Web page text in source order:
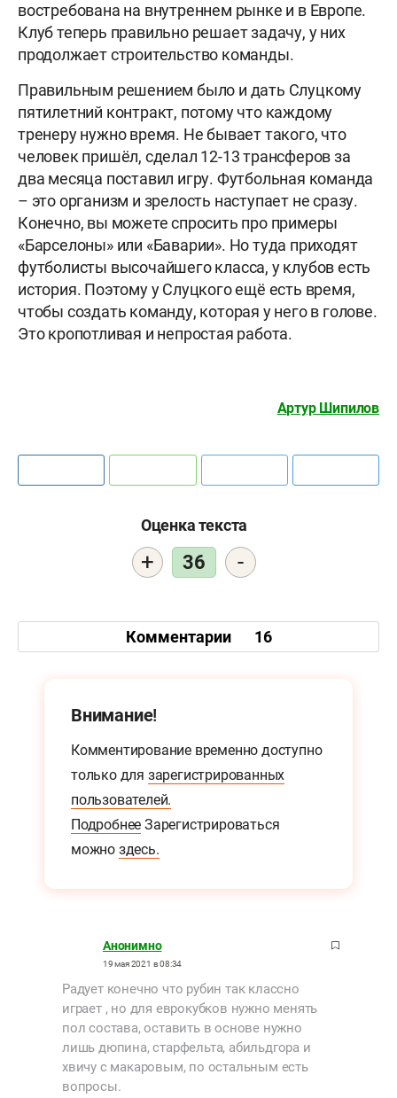
востребована на внутреннем рынке и в Европе.
Клуб теперь правильно решает задачу, у них
продолжает строительство команды.
Правильным решением было и дать Слуцкому
пятилетний контракт, потому что каждому
тренеру нужно время. Не бывает такого, что
человек пришёл, сделал 12-13 трансферов за
два месяца поставил игру. Футбольная команда
– это организм и зрелость наступает не сразу.
Конечно, вы можете спросить про примеры
«Барселоны» или «Баварии». Но туда приходят
футболисты высочайшего класса, у клубов есть
история. Поэтому у Слуцкого ещё есть время,
чтобы создать команду, которая у него в голове.
Это кропотливая и непростая работа.
Артур Шипилов
Оценка текста
+ 36 -
Комментарии 16
Внимание!
Комментирование временно доступно
только для зарегистрированных
пользователей.
Подробнее Зарегистрироваться
можно здесь.
Анонимно
19 мая 2021 в 08:34
Радует конечно что рубин так классно
играет , но для еврокубков нужно менять
пол состава, оставить в основе нужно
лишь дюпина, старфельта, абильдгора и
хвичу с макаровым, по остальным есть
вопросы.